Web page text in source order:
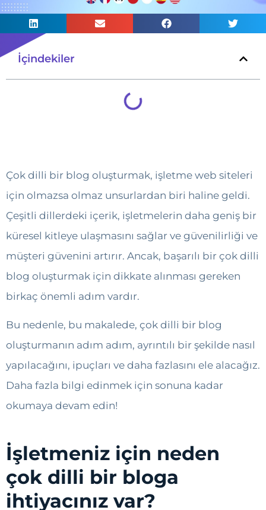
İçindekiler
Çok dilli bir blog oluşturmak, işletme web siteleri
için olmazsa olmaz unsurlardan biri haline geldi.
Çeşitli dillerdeki içerik, işletmelerin daha geniş bir
küresel kitleye ulaşmasını sağlar ve güvenilirliği ve
müşteri güvenini artırır. Ancak, başarılı bir çok dilli
blog oluşturmak için dikkate alınması gereken
birkaç önemli adım vardır.
Bu nedenle, bu makalede, çok dilli bir blog
oluşturmanın adım adım, ayrıntılı bir şekilde nasıl
yapılacağını, ipuçları ve daha fazlasını ele alacağız.
Daha fazla bilgi edinmek için sonuna kadar
okumaya devam edin!
İşletmeniz için neden
çok dilli bir bloga
ihtiyacınız var?